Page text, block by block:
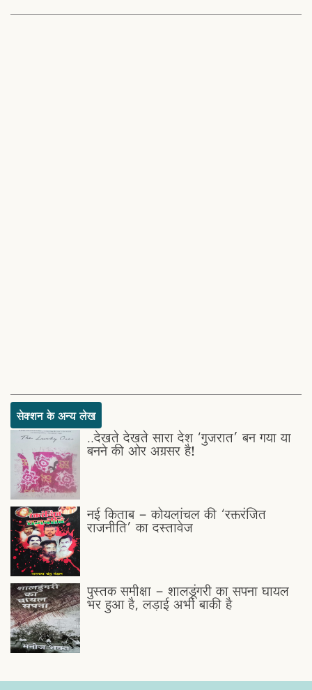
सेक्शन के अन्य लेख
..देखते देखते सारा देश ‘गुजरात’ बन गया या
बनने की ओर अग्रसर है!
नई किताब - कोयलांचल की ‘रक्तरंजित
राजनीति’ का दस्तावेज
पुस्तक समीक्षा - शालडूंगरी का सपना घायल
भर हुआ है, लड़ाई अभी बाकी है